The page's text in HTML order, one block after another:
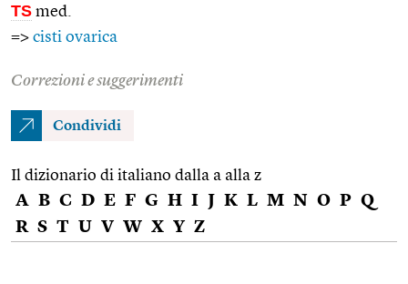
TS med.
=> cisti ovarica
Correzioni e suggerimenti
Condividi
Il dizionario di italiano dalla a alla z
A B C D E F G H I J K L M N O P Q
R S T U V W X Y Z